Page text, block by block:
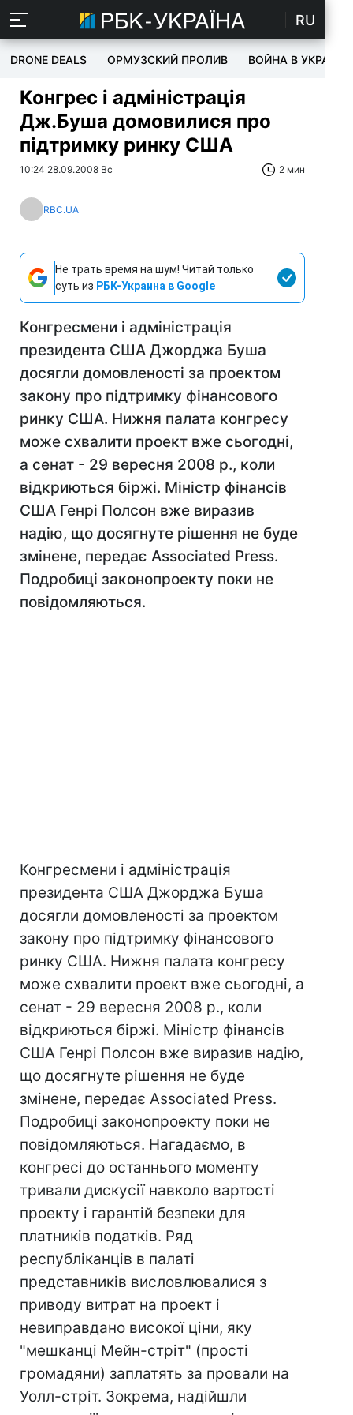
RU
DRONE DEALS ОРМУЗСКИЙ ПРОЛИВ ВОЙНА В УКРАИНЕ
Конгрес і адміністрація
Дж.Буша домовилися про
підтримку ринку США
10:24 28.09.2008 Вс 2 мин
RBC.UA
Не трать время на шум! Читай только
суть из РБК-Украина в Google
Конгресмени і адміністрація
президента США Джорджа Буша
досягли домовленості за проектом
закону про підтримку фінансового
ринку США. Нижня палата конгресу
може схвалити проект вже сьогодні,
а сенат - 29 вересня 2008 р., коли
відкриються біржі. Міністр фінансів
США Генрі Полсон вже виразив
надію, що досягнуте рішення не буде
змінене, передає Associated Press.
Подробиці законопроекту поки не
повідомляються.
Конгресмени і адміністрація
президента США Джорджа Буша
досягли домовленості за проектом
закону про підтримку фінансового
ринку США. Нижня палата конгресу
може схвалити проект вже сьогодні, а
сенат - 29 вересня 2008 р., коли
відкриються біржі. Міністр фінансів
США Генрі Полсон вже виразив надію,
що досягнуте рішення не буде
змінене, передає Associated Press.
Подробиці законопроекту поки не
повідомляються. Нагадаємо, в
конгресі до останнього моменту
тривали дискусії навколо вартості
проекту і гарантій безпеки для
платників податків. Ряд
республіканців в палаті
представників висловлювалися з
приводу витрат на проект і
невиправдано високої ціни, яку
"мешканці Мейн-стріт" (прості
громадяни) заплатять за провали на
Уолл-стріт. Зокрема, надійшли